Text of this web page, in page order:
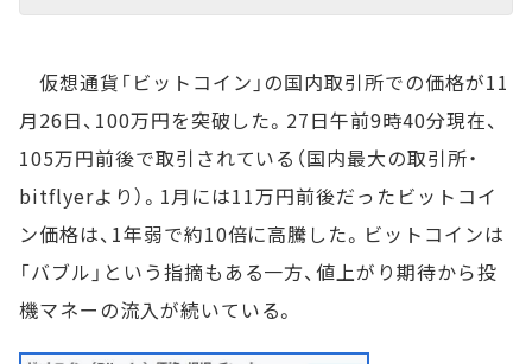
仮想通貨「ビットコイン」の国内取引所での価格が11
月26日、100万円を突破した。27日午前9時40分現在、
105万円前後で取引されている（国内最大の取引所・
bitflyerより）。1月には11万円前後だったビットコイ
ン価格は、1年弱で約10倍に高騰した。ビットコインは
「バブル」という指摘もある一方、値上がり期待から投
機マネーの流入が続いている。